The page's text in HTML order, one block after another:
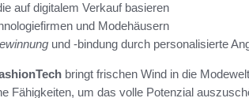
auf digitalem Verkauf basieren
und Modehäusern
und -bindung durch personalisierte
bringt frischen Wind in die
Fähigkeiten, um das volle Potenzial